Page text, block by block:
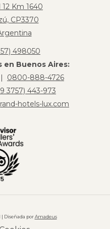
Km 1640
CP3370
498050
en Buenos Aires:
| 0800-888-4726
3757) 443-973
hotels-lux.com
Diseñada porAmadeus